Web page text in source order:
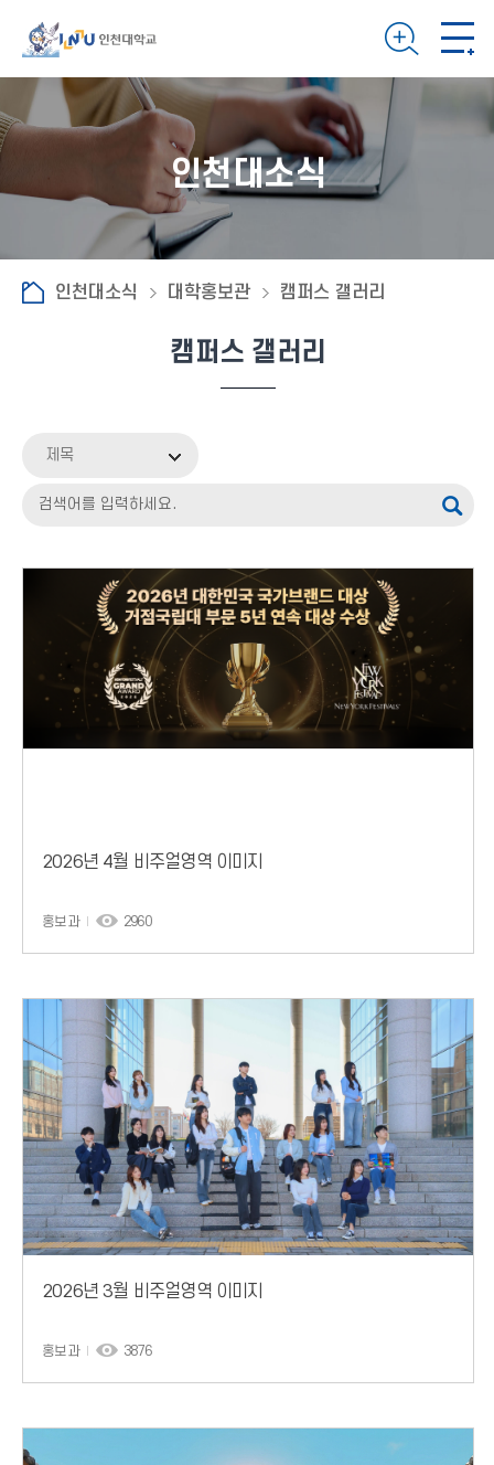
인천대소식
인천대소식 대학홍보관 캠퍼스 갤러리
캠퍼스 갤러리
제목
2026년 4월 비주얼영역 이미지
홍보과 2960
2026년 3월 비주얼영역 이미지
홍보과 3876